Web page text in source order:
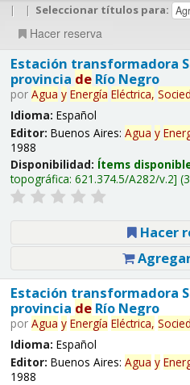
| | Seleccionar títulos para:
Hacer reserva
Estación transformadora
provincia deRío Negro
por Agua y Energía Eléctrica,
Idioma: Español
Editor: Buenos Aires: Agua y
1988
Disponibilidad: Ítems
topográfica: 621.374.5/A282/v.2
Hacer
Estación transformadora
provincia deRío Negro
por Agua y Energía Eléctrica,
Idioma: Español
Editor: Buenos Aires: Agua y
1988